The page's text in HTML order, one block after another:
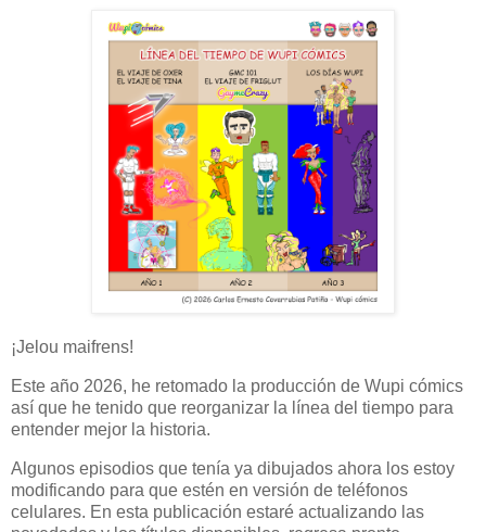
¡Jelou maifrens!
Este año 2026, he retomado la producción de Wupi cómics
así que he tenido que reorganizar la línea del tiempo para
entender mejor la historia.
Algunos episodios que tenía ya dibujados ahora los estoy
modificando para que estén en versión de teléfonos
celulares. En esta publicación estaré actualizando las